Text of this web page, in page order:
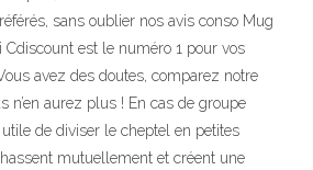
sans oublier nos avis conso Mug
Cdiscount est le numéro 1 pour vos
avez des doutes, comparez notre
n’en aurez plus ! En cas de groupe
de diviser le cheptel en petites
mutuellement et créent une